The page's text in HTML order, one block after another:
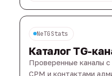
NeTGStats
Каталог TG-
Проверенные каналы
CPM и контактами